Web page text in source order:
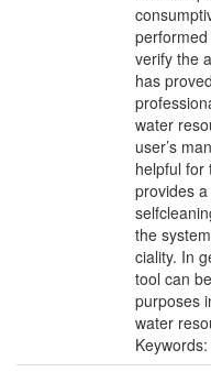
verify the
has
water
user’s
helpful for
provides
the
ciality. In
tool can
purposes
water